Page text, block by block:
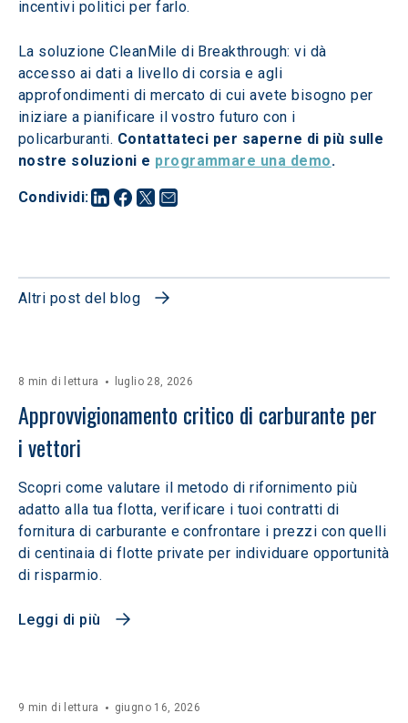
Condividi:
incentivi politici per farlo.
La soluzione CleanMile di Breakthrough: vi dà
accesso ai dati a livello di corsia e agli
approfondimenti di mercato di cui avete bisogno per
iniziare a pianificare il vostro futuro con i
policarburanti. Contattateci per saperne di più sulle
nostre soluzioni e programmare una demo.
Altri post del blog
8 min di lettura luglio 28, 2026
Approvvigionamento critico di carburante per
i vettori
Scopri come valutare il metodo di rifornimento più
adatto alla tua flotta, verificare i tuoi contratti di
fornitura di carburante e confrontare i prezzi con quelli
di centinaia di flotte private per individuare opportunità
di risparmio.
Leggi di più
9 min di lettura giugno 16, 2026